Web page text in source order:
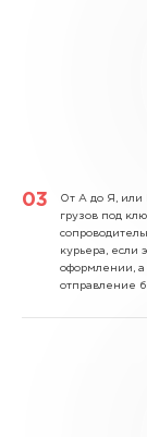
От А до Я, или
грузов под
курьера, если
оформлении, а
отправление